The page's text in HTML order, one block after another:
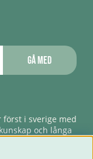
Gå med
först i sverige med
och långa